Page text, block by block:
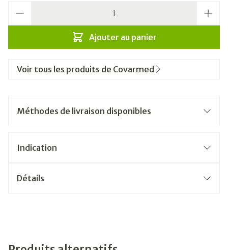
Ajouter au panier
Voir tous les produits de Covarmed
Méthodes de livraison disponibles
Indication
Détails